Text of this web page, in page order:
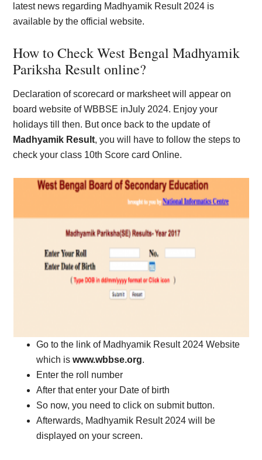
latest news regarding Madhyamik Result 2024 is
available by the official website.
How to Check West Bengal Madhyamik
Pariksha Result online?
Declaration of scorecard or marksheet will appear on
board website of WBBSE inJuly 2024. Enjoy your
holidays till then. But once back to the update of
Madhyamik Result, you will have to follow the steps to
check your class 10th Score card Online.
Go to the link of Madhyamik Result 2024 Website
which iswww.wbbse.org.
Enter the roll number
After that enter your Date of birth
So now, you need to click on submit button.
Afterwards, Madhyamik Result 2024 will be
displayed on your screen.